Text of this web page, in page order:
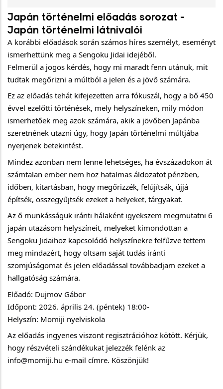
Japán történelmi előadás sorozat -
Japán történelmi látnivalói
A korábbi előadások során számos híres személyt, eseményt
ismerhettünk meg a Sengoku Jidai idejéből.
Felmerül a jogos kérdés, hogy mi maradt fenn utánuk, mit
tudtak megőrizni a múltból a jelen és a jövő számára.
Ez az előadás tehát kifejezetten arra fókuszál, hogy a bő 450
évvel ezelőtti történések, mely helyszíneken, mily módon
ismerhetőek meg azok számára, akik a jövőben Japánba
szeretnének utazni úgy, hogy Japán történelmi múltjába
nyerjenek betekintést.
Mindez azonban nem lenne lehetséges, ha évszázadokon át
számtalan ember nem hoz hatalmas áldozatot pénzben,
időben, kitartásban, hogy megőrizzék, felújítsák, újjá
építsék, összegyűjtsék ezeket a helyeket, tárgyakat.
Az ő munkásságuk iránti hálaként igyekszem megmutatni 6
japán utazásom helyszíneit, melyeket kimondottan a
Sengoku Jidaihoz kapcsolódó helyszínekre felfűzve tettem
meg mindazért, hogy oltsam saját tudás iránti
szomjúságomat és jelen előadással továbbadjam ezeket a
hallgatóság számára.
Előadó: Dujmov Gábor
Időpont: 2026. április 24. (péntek) 18:00-
Helyszín: Momiji nyelviskola
Az előadás ingyenes viszont regisztrációhoz kötött. Kérjük,
hogy részvételi szándékukat jelezzék felénk az
info@momiji.hu e-mail címre. Köszönjük!